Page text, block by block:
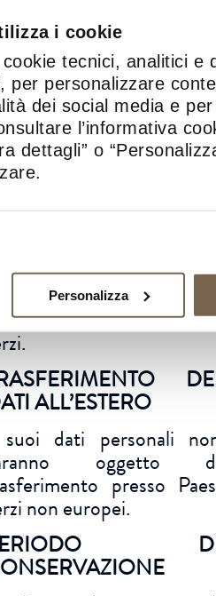
i cookie
tecnici, analitici e
per personalizzare
dei social media e
l’informativa
dettagli” o
Personalizza
dati
da noi
a
che
incarichi per
nostra società ,
del Gruppo, o
ai quali
contrattuale, non saranno
alcun
commercializzati o ceduti
ALL’ESTERO
dati personali
oggetto
presso
non europei.